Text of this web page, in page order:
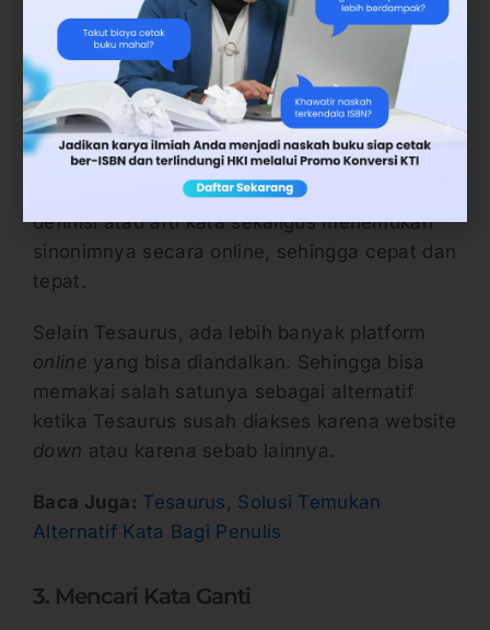
kata. Ada banyak platform, website, dan
aplikasi yang berbayar maupun gratisan
menyediakan layanan pencari sinonim.
Misalnya Tesaurus yang cukup sering
digunakan oleh akademisi dan para penulis
profesional. Tools ini membantu menemukan
definisi atau arti kata sekaligus menemukan
sinonimnya secara online, sehingga cepat dan
tepat.
Selain Tesaurus, ada lebih banyak platform
online yang bisa diandalkan. Sehingga bisa
memakai salah satunya sebagai alternatif
ketika Tesaurus susah diakses karena website
down atau karena sebab lainnya.
Baca Juga: Tesaurus, Solusi Temukan
Alternatif Kata Bagi Penulis
3. Mencari Kata Ganti